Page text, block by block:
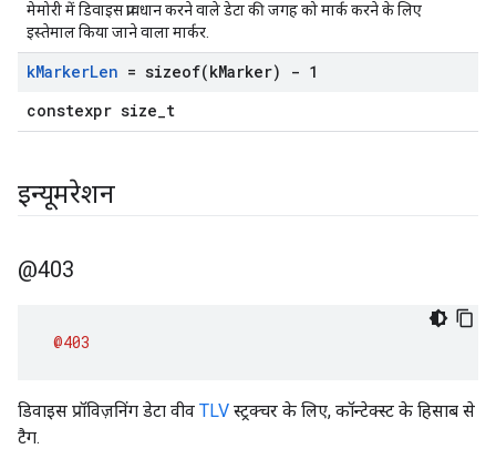
मेमोरी में डिवाइस प्रावधान करने वाले डेटा की जगह को मार्क करने के लिए
इस्तेमाल किया जाने वाला मार्कर.
kMarkerLen = sizeof(kMarker) - 1
constexpr size_t
इन्यूमरेशन
@403
@403
डिवाइस प्रॉविज़निंग डेटा वीव TLV स्ट्रक्चर के लिए, कॉन्टेक्स्ट के हिसाब से
टैग.